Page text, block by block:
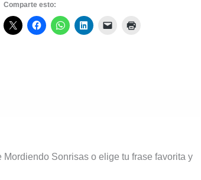
Comparte esto:
Mordiendo Sonrisas o elige tu frase favorita y